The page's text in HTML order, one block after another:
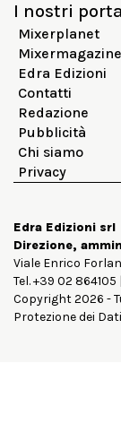
I nostri
Mixerplanet
Mixermagazine
Edra Edizioni
Contatti
Redazione
Pubblicità
Chi siamo
Privacy
Edra Edizioni srl
Direzione,
Viale Enrico
Tel. +39 02
Copyright 2026 -
Protezione dei